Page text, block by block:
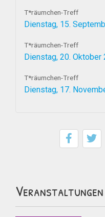
T*räumchen-Treff
Dienstag, 15.
T*räumchen-Treff
Dienstag, 20. Oktober
T*räumchen-Treff
Dienstag, 17.
Veranstaltungen